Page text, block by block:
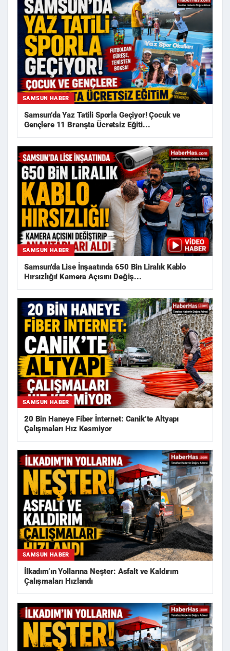
SAMSUN HABER
Samsun’da Yaz Tatili Sporla Geçiyor! Çocuk ve
Gençlere 11 Branşta Ücretsiz Eğiti...
SAMSUN HABER
Samsun'da Lise İnşaatında 650 Bin Liralık Kablo
Hırsızlığı! Kamera Açısını Değiş...
SAMSUN HABER
20 Bin Haneye Fiber İnternet: Canik’te Altyapı
Çalışmaları Hız Kesmiyor
SAMSUN HABER
İlkadım’ın Yollarına Neşter: Asfalt ve Kaldırım
Çalışmaları Hızlandı